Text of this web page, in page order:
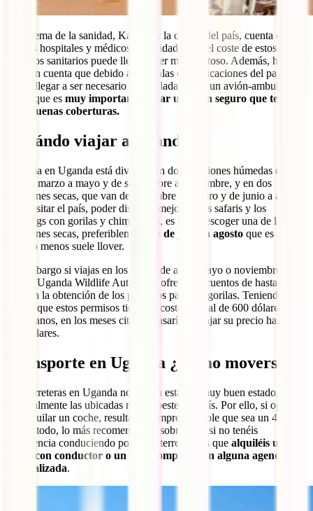
En el tema de la sanidad, Kampala, la capital del país, cuenta con
buenos hospitales y médicos de calidad, pero el coste de estos
servicios sanitarios puede llegar a ser muy costoso. Además, hay que
tener en cuenta que debido a las malas comunicaciones del país,
puede llegar a ser necesario ser trasladado por un avión-ambulancia
por lo que es muy importante llevar un buen seguro que tenga
muy buenas coberturas.
¿Cuándo viajar a Uganda?
El clima en Uganda está dividido en dos estaciones húmedas que
van de marzo a mayo y de septiembre a noviembre, y en dos
estaciones secas, que van de diciembre a febrero y de junio a agosto.
Para visitar el país, poder disfrutar mejor de los safaris y los
trekkings con gorilas y chimpancés, es mejor escoger una de las dos
estaciones secas, preferiblemente la de junio a agosto que es
cuando menos suele llover.
Sin embargo si viajas en los meses de abril, mayo o noviembre, la
UWA (Uganda Wildlife Authority) ofrece descuentos de hasta un
25% en la obtención de los permisos para ver gorilas. Teniendo en
cuenta que estos permisos tiene un coste normal de 600 dólares
americanos, en los meses citados pasarían a bajar su precio hasta los
450 dólares.
Transporte en Uganda ¿Cómo moverse?
Las carreteras en Uganda no suelen estar en muy buen estado,
especialmente las ubicadas más al oeste del país. Por ello, si optáis
por alquilar un coche, resulta casi imprescindible que sea un 4×4.
Pese a todo, lo más recomendable, sobre todo si no tenéis
experiencia conduciendo por estos terrenos, es que alquiléis un
coche con conductor o un tour completo con alguna agencia
especializada.